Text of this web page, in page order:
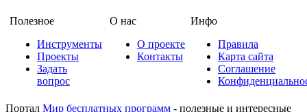
Полезное
Инструменты
Проекты
Задать
вопрос
О нас
О проекте
Контакты
Инфо
Правила
Карта сайта
Соглашение
Портал Мир бесплатных программ - полезные и интересные